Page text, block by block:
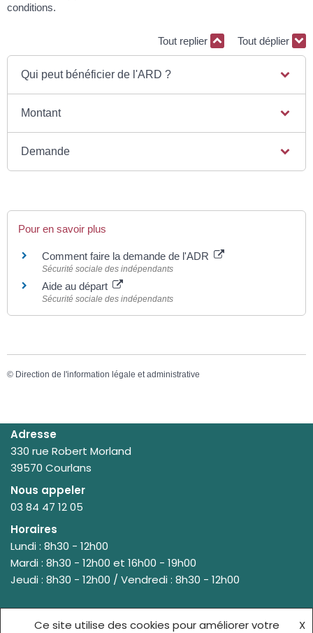
conditions.
Tout replier Tout déplier
Qui peut bénéficier de l'ARD ?
Montant
Demande
Pour en savoir plus
Comment faire la demande de l'ADR
Sécurité sociale des indépendants
Aide au départ
Sécurité sociale des indépendants
© Direction de l'information légale et administrative
Adresse
330 rue Robert Morland
39570 Courlans
Nous appeler
03 84 47 12 05
Horaires
Lundi : 8h30 - 12h00
Mardi : 8h30 - 12h00 et 16h00 - 19h00
Jeudi : 8h30 - 12h00 / Vendredi : 8h30 - 12h00
Ce site utilise des cookies pour améliorer votre X